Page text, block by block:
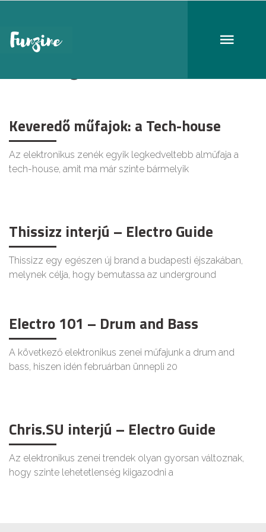
Keveredő műfajok: a Tech-house
Az elektronikus zenék egyik legkedveltebb alműfaja a
tech-house, amit ma már szinte bármelyik
Thissizz interjú – Electro Guide
Thissizz egy egészen új brand a budapesti éjszakában,
melynek célja, hogy bemutassa az underground
Electro 101 – Drum and Bass
A következő elektronikus zenei műfajunk a drum and
bass, hiszen idén februárban ünnepli 20
Chris.SU interjú – Electro Guide
Az elektronikus zenei trendek olyan gyorsan változnak,
hogy szinte lehetetlenség kiigazodni a